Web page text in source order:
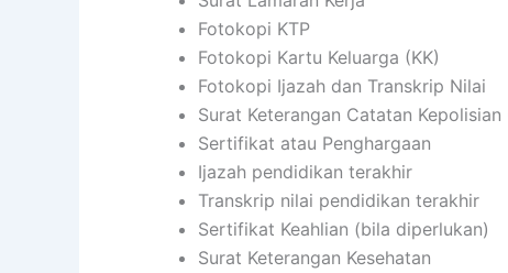
Fotokopi KTP
Fotokopi Kartu Keluarga (KK)
Fotokopi Ijazah dan Transkrip Nilai
Surat Keterangan Catatan Kepolisian
Sertifikat atau Penghargaan
Ijazah pendidikan terakhir
Transkrip nilai pendidikan terakhir
Sertifikat Keahlian (bila diperlukan)
Surat Keterangan Kesehatan